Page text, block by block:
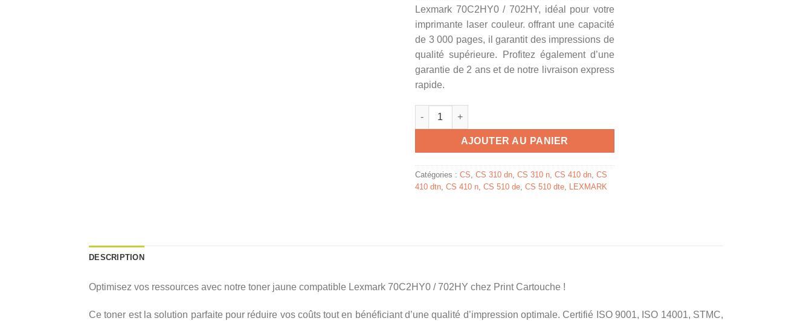
Lexmark 70C2HY0 / 702HY, idéal pour votre
imprimante laser couleur. offrant une capacité
de 3 000 pages, il garantit des impressions de
qualité supérieure. Profitez également d’une
garantie de 2 ans et de notre livraison express
rapide.
quantité de 70C2HY0 / 702HY - toner compatible Lexmark - jaune
AJOUTER AU PANIER
Catégories : CS CS 310 dn CS 310 n CS 410 dn CS
410 dtn CS 410 n CS 510 de CS 510 dte LEXMARK
DESCRIPTION
Optimisez vos ressources avec notre toner jaune compatible Lexmark 70C2HY0 / 702HY chez Print Cartouche !
Ce toner est la solution parfaite pour réduire vos coûts tout en bénéficiant d’une qualité d’impression optimale. Certifié ISO 9001, ISO 14001, STMC,